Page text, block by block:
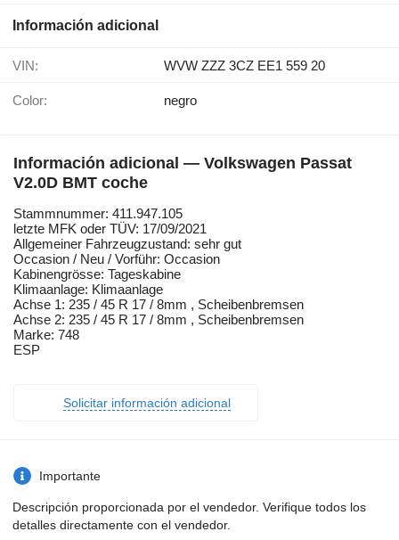
Información adicional
VIN: WVW ZZZ 3CZ EE1 559 20
Color: negro
Información adicional — Volkswagen Passat
V2.0D BMT coche
Stammnummer: 411.947.105
letzte MFK oder TÜV: 17/09/2021
Allgemeiner Fahrzeugzustand: sehr gut
Occasion / Neu / Vorführ: Occasion
Kabinengrösse: Tageskabine
Klimaanlage: Klimaanlage
Achse 1: 235 / 45 R 17 / 8mm , Scheibenbremsen
Achse 2: 235 / 45 R 17 / 8mm , Scheibenbremsen
Marke: 748
ESP
Solicitar información adicional
Importante
Descripción proporcionada por el vendedor. Verifique todos los
detalles directamente con el vendedor.